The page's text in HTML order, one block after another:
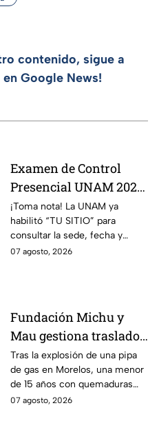
contenido, sigue a
Google News!
Examen de Control
Presencial UNAM 2026:
consulta aquí tu sede,
fecha y horario
¡Toma nota! La UNAM ya
habilitó “TU SITIO” para
consultar la sede, fecha y
horario del Examen Control
07 agosto, 2026
Fundación Michu y
Mau gestiona traslado
a Texas de adolescente
herida en explosión de
una pipa de gas en
Morelos
Tras la explosión de una pipa
de gas en Morelos, una menor
de 15 años con quemaduras
graves será trasladada a
07 agosto, 2026